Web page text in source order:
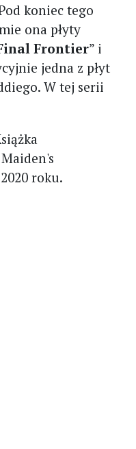
koniec tego
ona płyty
Frontier” i
jedna z płyt
W tej serii
roku.